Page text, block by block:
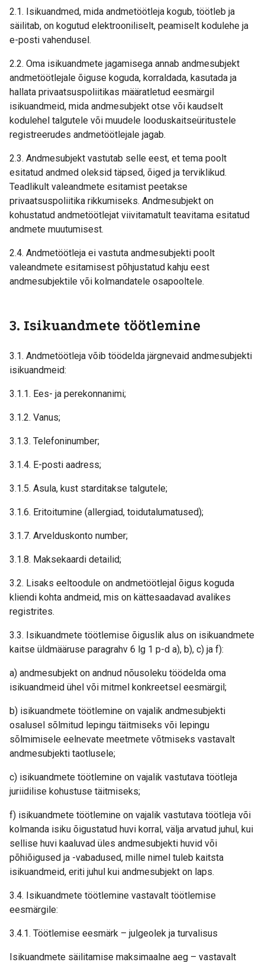
2.1. Isikuandmed, mida andmetöötleja kogub, töötleb ja
säilitab, on kogutud elektrooniliselt, peamiselt kodulehe ja
e-posti vahendusel.
2.2. Oma isikuandmete jagamisega annab andmesubjekt
andmetöötlejale õiguse koguda, korraldada, kasutada ja
hallata privaatsuspoliitikas määratletud eesmärgil
isikuandmeid, mida andmesubjekt otse või kaudselt
kodulehel talgutele või muudele looduskaitseüritustele
registreerudes andmetöötlejale jagab.
2.3. Andmesubjekt vastutab selle eest, et tema poolt
esitatud andmed oleksid täpsed, õiged ja terviklikud.
Teadlikult valeandmete esitamist peetakse
privaatsuspoliitika rikkumiseks. Andmesubjekt on
kohustatud andmetöötlejat viivitamatult teavitama esitatud
andmete muutumisest.
2.4. Andmetöötleja ei vastuta andmesubjekti poolt
valeandmete esitamisest põhjustatud kahju eest
andmesubjektile või kolmandatele osapooltele.
3. Isikuandmete töötlemine
3.1. Andmetöötleja võib töödelda järgnevaid andmesubjekti
isikuandmeid:
3.1.1. Ees- ja perekonnanimi;
3.1.2. Vanus;
3.1.3. Telefoninumber;
3.1.4. E-posti aadress;
3.1.5. Asula, kust starditakse talgutele;
3.1.6. Eritoitumine (allergiad, toidutalumatused);
3.1.7. Arvelduskonto number;
3.1.8. Maksekaardi detailid;
3.2. Lisaks eeltoodule on andmetöötlejal õigus koguda
kliendi kohta andmeid, mis on kättesaadavad avalikes
registrites.
3.3. Isikuandmete töötlemise õiguslik alus on isikuandmete
kaitse üldmääruse paragrahv 6 lg 1 p-d a), b), c) ja f):
a) andmesubjekt on andnud nõusoleku töödelda oma
isikuandmeid ühel või mitmel konkreetsel eesmärgil;
b) isikuandmete töötlemine on vajalik andmesubjekti
osalusel sõlmitud lepingu täitmiseks või lepingu
sõlmimisele eelnevate meetmete võtmiseks vastavalt
andmesubjekti taotlusele;
c) isikuandmete töötlemine on vajalik vastutava töötleja
juriidilise kohustuse täitmiseks;
f) isikuandmete töötlemine on vajalik vastutava töötleja või
kolmanda isiku õigustatud huvi korral, välja arvatud juhul, kui
sellise huvi kaaluvad üles andmesubjekti huvid või
põhiõigused ja -vabadused, mille nimel tuleb kaitsta
isikuandmeid, eriti juhul kui andmesubjekt on laps.
3.4. Isikuandmete töötlemine vastavalt töötlemise
eesmärgile:
3.4.1. Töötlemise eesmärk – julgeolek ja turvalisus
Isikuandmete säilitamise maksimaalne aeg – vastavalt